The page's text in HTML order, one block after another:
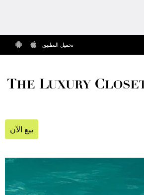
تحميل التطبيق
بيع الآن